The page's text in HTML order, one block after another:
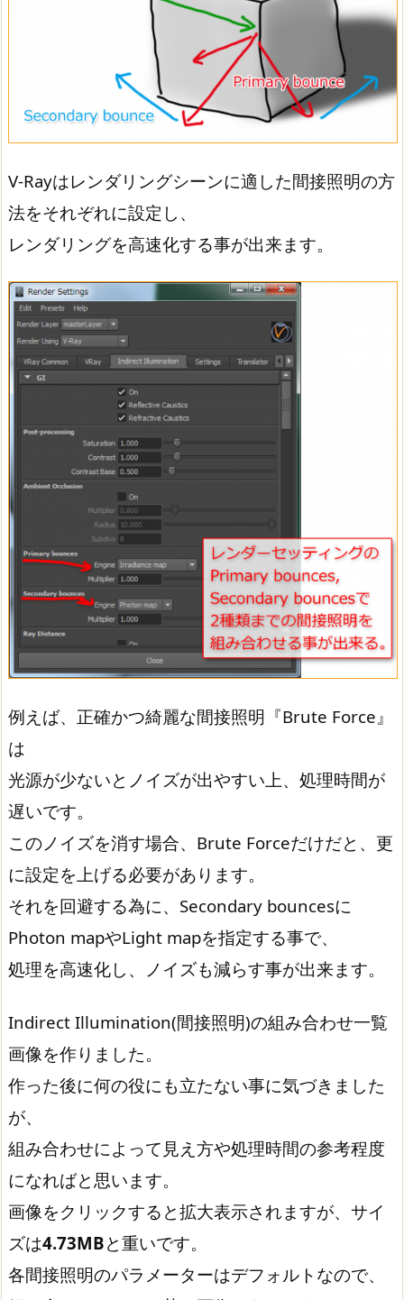
V-Rayはレンダリングシーンに適した間接照明の方
法をそれぞれに設定し、
レンダリングを高速化する事が出来ます。
例えば、正確かつ綺麗な間接照明『Brute Force』
は
光源が少ないとノイズが出やすい上、処理時間が
遅いです。
このノイズを消す場合、Brute Forceだけだと、更
に設定を上げる必要があります。
それを回避する為に、Secondary bouncesに
Photon mapやLight mapを指定する事で、
処理を高速化し、ノイズも減らす事が出来ます。
Indirect Illumination(間接照明)の組み合わせ一覧
画像を作りました。
作った後に何の役にも立たない事に気づきました
が、
組み合わせによって見え方や処理時間の参考程度
になればと思います。
画像をクリックすると拡大表示されますが、サイ
ズは4.73MBと重いです。
各間接照明のパラメーターはデフォルトなので、